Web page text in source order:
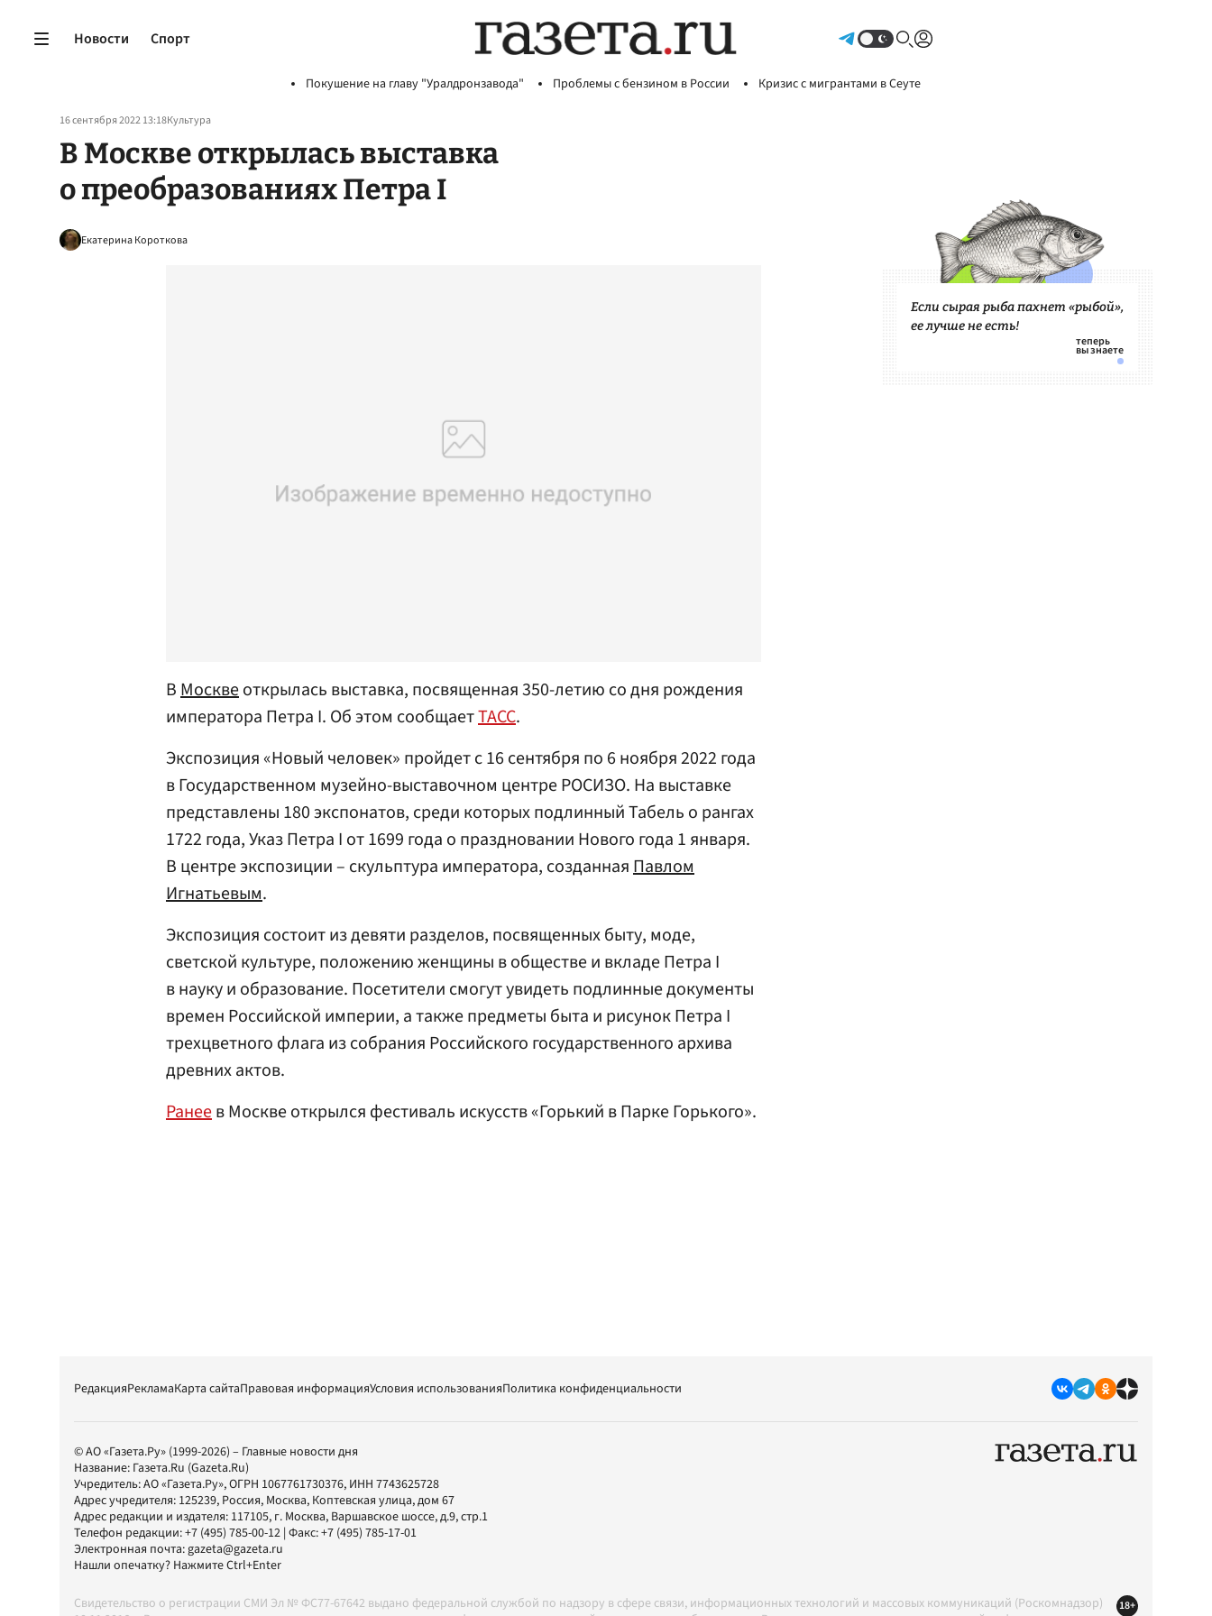
Новости Спорт
Покушение на главу "Уралдронзавода" Проблемы с бензином в России Кризис с мигрантами в Сеуте
16 сентября 2022 13:18Культура
В Москве открылась выставка
о преобразованиях Петра I
Екатерина Короткова
ВМосквеоткрылась выставка, посвященная 350-летию со дня рождения
императора Петра I. Об этом сообщаетТАСС.
Экспозиция «Новый человек» пройдет с 16 сентября по 6 ноября 2022 года
в Государственном музейно-выставочном центре РОСИЗО. На выставке
представлены 180 экспонатов, среди которых подлинный Табель о рангах
1722 года, Указ Петра I от 1699 года о праздновании Нового года 1 января.
В центре экспозиции – скульптура императора, созданнаяПавлом
Игнатьевым.
Экспозиция состоит из девяти разделов, посвященных быту, моде,
светской культуре, положению женщины в обществе и вкладе Петра I
в науку и образование. Посетители смогут увидеть подлинные документы
времен Российской империи, а также предметы быта и рисунок Петра I
трехцветного флага из собрания Российского государственного архива
древних актов.
Ранеев Москве открылся фестиваль искусств «Горький в Парке Горького».
Если сырая рыба пахнет «рыбой»,
ее лучше не есть!
РедакцияРекламаКарта сайтаПравовая информацияУсловия использованияПолитика конфиденциальности
© АО «Газета.Ру» (1999-2026) – Главные новости дня
Название: Газета.Ru (Gazeta.Ru)
Учредитель:АО «Газета.Ру», ОГРН 1067761730376, ИНН 7743625728
Адрес учредителя: 125239, Россия, Москва, Коптевская улица, дом 67
Адрес редакции и издателя: 117105, г. Москва, Варшавское шоссе, д.9, стр.1
Телефон редакции:+7 (495) 785-00-12 | Факс:+7 (495) 785-17-01
Электронная почта:gazeta@gazeta.ru
Нашли опечатку? Нажмите Ctrl+Enter
Свидетельство о регистрации СМИ Эл № ФС77-67642 выдано федеральной службой по надзору в сфере связи, информационных технологий и массовых коммуникаций (Роскомнадзор)
18+